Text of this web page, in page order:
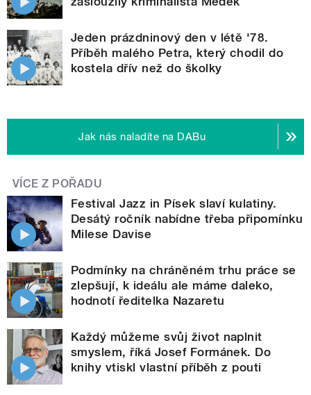
Jeden prázdninový den v létě '78.
Příběh malého Petra, který chodil do
kostela dřív než do školky
Jak nás naladíte na DABu
VÍCE Z POŘADU
Festival Jazz in Písek slaví kulatiny.
Desátý ročník nabídne třeba připomínku
Milese Davise
Podmínky na chráněném trhu práce se
zlepšují, k ideálu ale máme daleko,
hodnotí ředitelka Nazaretu
Každý můžeme svůj život naplnit
smyslem, říká Josef Formánek. Do
knihy vtiskl vlastní příběh z pouti